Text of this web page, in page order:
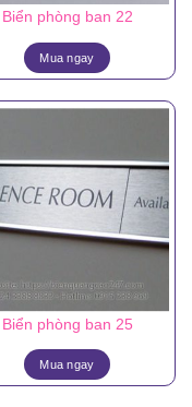
Biển phòng ban 22
Mua ngay
Biển phòng ban 25
Mua ngay